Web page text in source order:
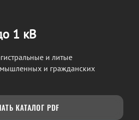
1 кВ
и литые
и гражданских
КАТАЛОГ PDF